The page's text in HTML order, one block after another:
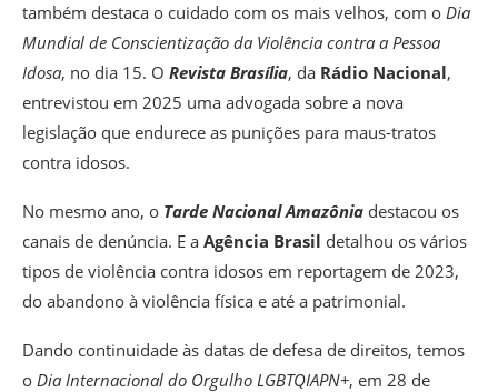
também destaca o cuidado com os mais velhos, com o Dia
Mundial de Conscientização da Violência contra a Pessoa
Idosa, no dia 15. O Revista Brasília, da Rádio Nacional,
entrevistou em 2025 uma advogada sobre a nova
legislação que endurece as punições para maus-tratos
contra idosos.
No mesmo ano, o Tarde Nacional Amazônia destacou os
canais de denúncia. E a Agência Brasil detalhou os vários
tipos de violência contra idosos em reportagem de 2023,
do abandono à violência física e até a patrimonial.
Dando continuidade às datas de defesa de direitos, temos
o Dia Internacional do Orgulho LGBTQIAPN+, em 28 de